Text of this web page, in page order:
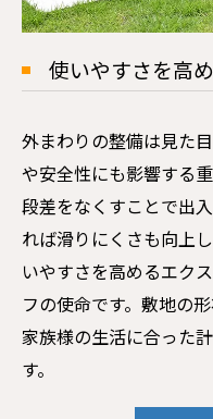
使いやすさを高
外まわりの整備は見た
や安全性にも影響する
段差をなくすことで出
れば滑りにくさも向上
いやすさを高めるエク
フの使命です。敷地の
家族様の生活に合った
す。